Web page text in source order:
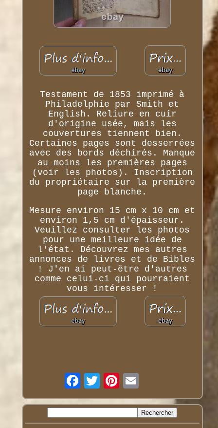
Testament de 1853 imprimé à
Philadelphie par Smith et
English. Reliure en cuir
d'origine usée, mais les
couvertures tiennent bien.
Certaines pages sont desserrées
avec des bords déchirés. Manque
au moins les premières pages
(voir les photos). Inscription
du propriétaire sur la première
page blanche.
Mesure environ 15 cm x 10 cm et
environ 1,5 cm d'épaisseur.
Veuillez consulter les photos
pour une meilleure idée de
l'état. Découvrez mes autres
annonces de livres et de Bibles
! J'en ai peut-être d'autres
comme celui-ci qui pourraient
vous intéresser !